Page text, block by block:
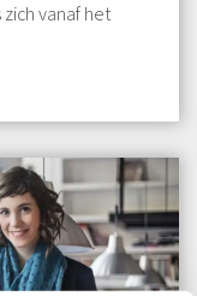
vanaf het